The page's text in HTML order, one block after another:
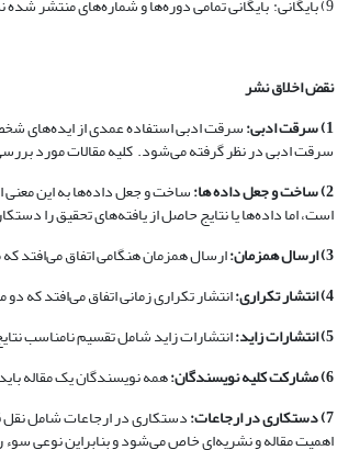
9) بایگانی: بایگانی تمامی دوره‌ها و شماره‌های منتشر شده نشریه جهت پشتیبانی الکترونیکی و حفظ دسترسی به محتوای نشریه به وضوح در سامانه نشریه باید نشان داده شود.
نقض اخلاق نشر
1) سرقت ادبی
:سرقت ادبی استفاده عمدی از ایده‌های
سرقت ادبی در نظر گرفته می‌شود. کلیه مقالات مورد
2) ساخت و جعل داده ها
:ساخت و جعل داده‌ها به این معنی
است، اما داده‌ها یا نتایج حاصل از یافته‌های تحقیق را
3) ارسال همزمان
:ارسال همزمان هنگامی اتفاق می‌افتد
4) انتشار تکراری
:انتشار تکراری زمانی اتفاق می‌افتد که
5) انتشارات زاید
:انتشارات زاید شامل تقسیم نامناسب
6) مشارکت کلیه نویسندگان
:همه نویسندگان یک مقاله
7) دستکاری در ارجاعات
:دستکاری در ارجاعات شامل نقل
اهمیت مقاله و نشریه‌ای خاص می‌شود و بنابراین نوعی سوء